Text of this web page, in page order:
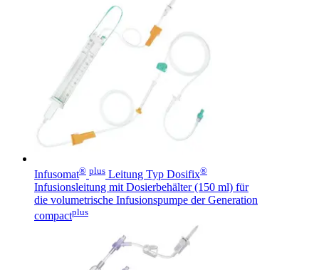
Infusomat® plus Leitung Typ Dosifix®
Infusionsleitung mit Dosierbehälter (150 ml) für
die volumetrische Infusionspumpe der Generation
compactplus